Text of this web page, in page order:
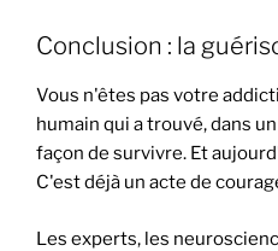
Conclusion : la
Vous n'êtes pas votre
humain qui a trouvé, dans
façon de survivre. Et
C'est déjà un acte de
Les experts, les